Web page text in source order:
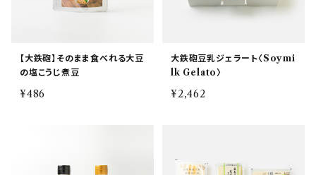
【大鉄砲】そのまま食べれる大豆
の塩こうじ煮豆
¥486
大鉄砲豆乳ジェラート〈Soymi
lk Gelato〉
¥2,462